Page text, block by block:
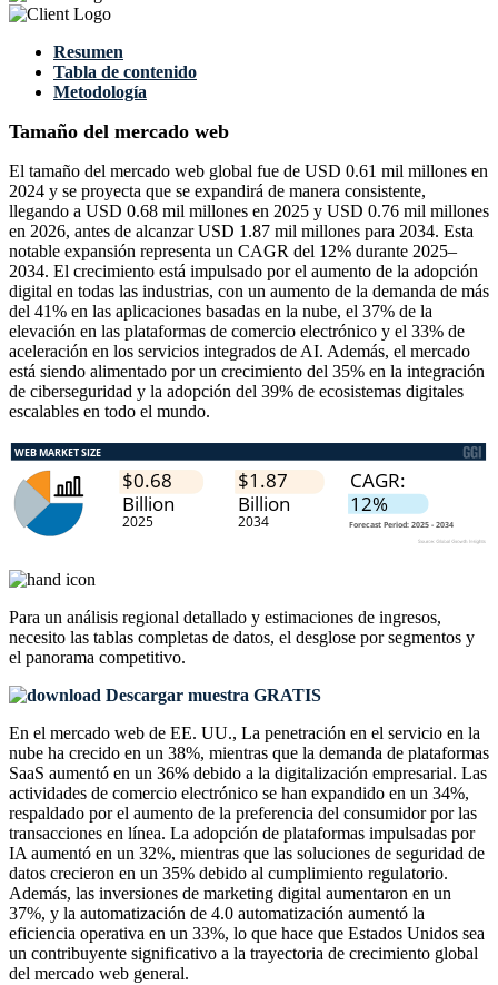
Resumen
Tabla de contenido
Metodología
Tamaño del mercado web
El tamaño del mercado web global fue de USD 0.61 mil millones en
2024 y se proyecta que se expandirá de manera consistente,
llegando a USD 0.68 mil millones en 2025 y USD 0.76 mil millones
en 2026, antes de alcanzar USD 1.87 mil millones para 2034. Esta
notable expansión representa un CAGR del 12% durante 2025–
2034. El crecimiento está impulsado por el aumento de la adopción
digital en todas las industrias, con un aumento de la demanda de más
del 41% en las aplicaciones basadas en la nube, el 37% de la
elevación en las plataformas de comercio electrónico y el 33% de
aceleración en los servicios integrados de AI. Además, el mercado
está siendo alimentado por un crecimiento del 35% en la integración
de ciberseguridad y la adopción del 39% de ecosistemas digitales
escalables en todo el mundo.
Para un análisis regional detallado y estimaciones de ingresos,
necesito las tablas completas de datos, el desglose por segmentos y
el panorama competitivo.
Descargar muestra GRATIS
En el mercado web de EE. UU., La penetración en el servicio en la
nube ha crecido en un 38%, mientras que la demanda de plataformas
SaaS aumentó en un 36% debido a la digitalización empresarial. Las
actividades de comercio electrónico se han expandido en un 34%,
respaldado por el aumento de la preferencia del consumidor por las
transacciones en línea. La adopción de plataformas impulsadas por
IA aumentó en un 32%, mientras que las soluciones de seguridad de
datos crecieron en un 35% debido al cumplimiento regulatorio.
Además, las inversiones de marketing digital aumentaron en un
37%, y la automatización de 4.0 automatización aumentó la
eficiencia operativa en un 33%, lo que hace que Estados Unidos sea
un contribuyente significativo a la trayectoria de crecimiento global
del mercado web general.